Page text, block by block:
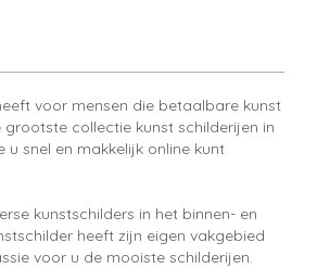
voor mensen die betaalbare kunst
grootste collectie kunst schilderijen in
u snel en makkelijk online kunt
kunstschilders in het binnen- en
heeft zijn eigen vakgebied
voor u de mooiste schilderijen.